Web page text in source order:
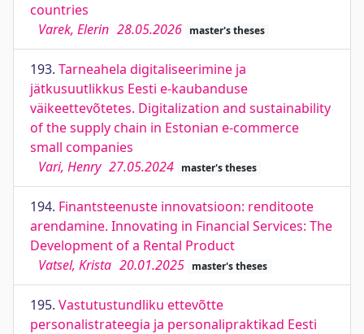
countries
Varek, Elerin 28.05.2026 master's theses
193. Tarneahela digitaliseerimine ja
jätkusuutlikkus Eesti e-kaubanduse
väikeettevõtetes. Digitalization and sustainability
of the supply chain in Estonian e-commerce
small companies
Vari, Henry 27.05.2024 master's theses
194. Finantsteenuste innovatsioon: renditoote
arendamine. Innovating in Financial Services: The
Development of a Rental Product
Vatsel, Krista 20.01.2025 master's theses
195. Vastutustundliku ettevõtte
personalistrateegia ja personalipraktikad Eesti